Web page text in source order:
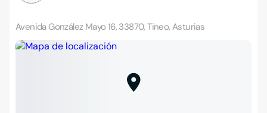
Avenida González Mayo 16, 33870, Tineo, Asturias